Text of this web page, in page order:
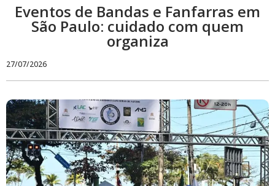
Eventos de Bandas e Fanfarras em
São Paulo: cuidado com quem
organiza
27/07/2026